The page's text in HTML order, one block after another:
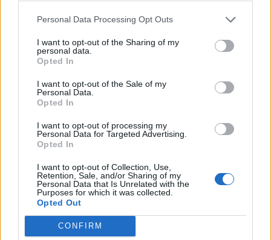
Personal Data Processing Opt Outs
I want to opt-out of the Sharing of my
personal data.
Opted In
I want to opt-out of the Sale of my
Personal Data.
Opted In
I want to opt-out of processing my
Personal Data for Targeted Advertising.
Opted In
I want to opt-out of Collection, Use,
Retention, Sale, and/or Sharing of my
Personal Data that Is Unrelated with the
Purposes for which it was collected.
Opted Out
CONFIRM
Румъния се сблъска с проблеми заради
ниското ниво на Дунав
04.08.2026 / 16:30